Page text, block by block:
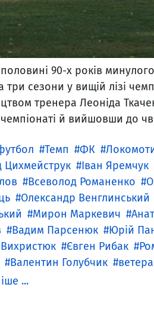
90-х років
три сезони у вищій лізі
тренера Леоніда
й вийшовши до
Темп ФК
Цихмейструк
Іван Яремчук
Всеволод Романенко
Олександр Венглинський
Мирон Маркевич
Вадим Парсенюк Юрій
Євген Рибак
Валентин Голубчик
...